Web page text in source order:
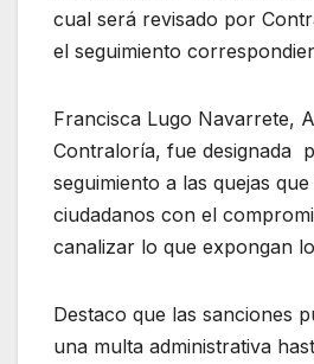
cual será revisado por
el seguimiento
Francisca Lugo Navarrete,
Contraloría, fue designada
seguimiento a las quejas
ciudadanos con el
canalizar lo que expongan
Destaco que las sanciones
una multa administrativa